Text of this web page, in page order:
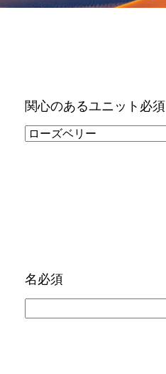
関心のあるユニット 必須
名必須